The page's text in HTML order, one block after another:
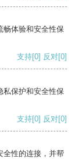
畅体验和安全性保
支持[0] 反对[0]
私保护和安全性保
支持[0] 反对[0]
全性的连接，并帮